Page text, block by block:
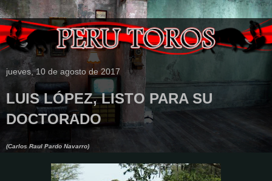
jueves, 10 de agosto de 2017
LUIS LÓPEZ, LISTO PARA SU
DOCTORADO
(Carlos Raul Pardo Navarro)